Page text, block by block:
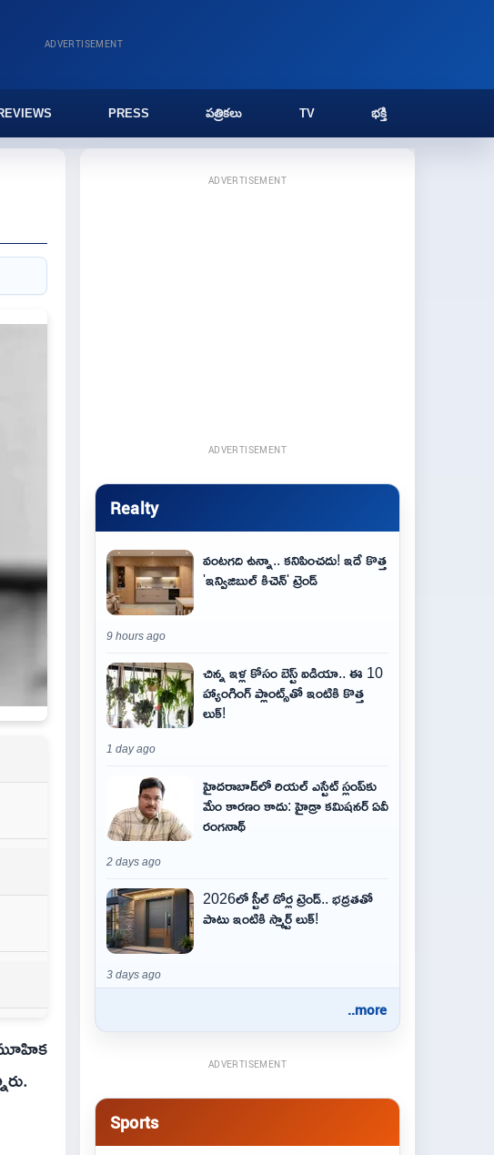
ADVERTISEMENT
PRESS పత్రికలు TV భక్తి
ADVERTISEMENT
ADVERTISEMENT
Realty
వంటగది ఉన్నా.. కనిపించదు! ఇదే కొత్త
'ఇన్విజిబుల్ కిచెన్' ట్రెండ్
9 hours ago
చిన్న ఇళ్ల కోసం బెస్ట్ ఐడియా.. ఈ 10
హ్యాంగింగ్ ప్లాంట్స్‌తో ఇంటికి కొత్త
లుక్!
1 day ago
హైదరాబాద్‌లో రియల్ ఎస్టేట్ స్లంప్‌కు
మేం కారణం కాదు: హైడ్రా కమిషనర్ ఏవీ
రంగనాథ్
2 days ago
2026లో స్టీల్ డోర్ల ట్రెండ్.. భద్రతతో
పాటు ఇంటికి స్మార్ట్ లుక్!
3 days ago
..more
ADVERTISEMENT
Sports